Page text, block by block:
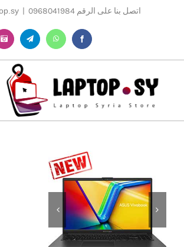
اتصل بنا على الرقم 0968041984 |
Facebook
WhatsApp
Telegram